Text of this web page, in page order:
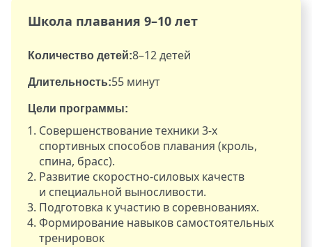
Школа плавания 9–10 лет
Количество детей:8–12 детей
Длительность:55 минут
Цели программы:
Совершенствование техники 3-х
спортивных способов плавания (кроль,
спина, брасс).
Развитие скоростно-силовых качеств
и специальной выносливости.
Подготовка к участию в соревнованиях.
Формирование навыков самостоятельных
тренировок